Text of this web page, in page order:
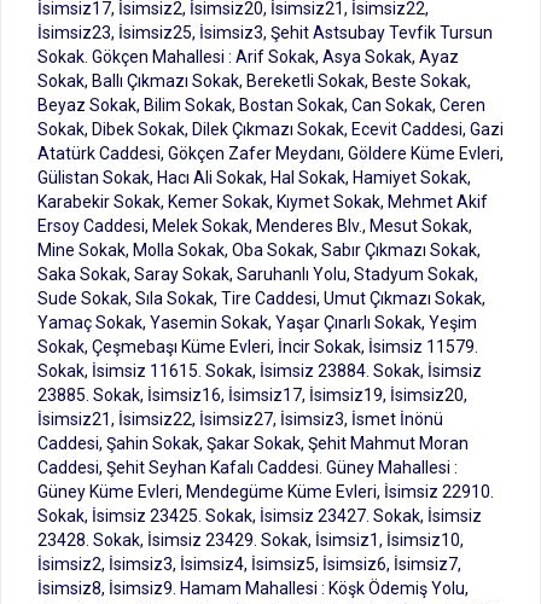
İsimsiz17, İsimsiz2, İsimsiz20, İsimsiz21, İsimsiz22,
İsimsiz23, İsimsiz25, İsimsiz3, Şehit Astsubay Tevfik Tursun
Sokak. Gökçen Mahallesi : Arif Sokak, Asya Sokak, Ayaz
Sokak, Ballı Çıkmazı Sokak, Bereketli Sokak, Beste Sokak,
Beyaz Sokak, Bilim Sokak, Bostan Sokak, Can Sokak, Ceren
Sokak, Dibek Sokak, Dilek Çıkmazı Sokak, Ecevit Caddesi, Gazi
Atatürk Caddesi, Gökçen Zafer Meydanı, Göldere Küme Evleri,
Gülistan Sokak, Hacı Ali Sokak, Hal Sokak, Hamiyet Sokak,
Karabekir Sokak, Kemer Sokak, Kıymet Sokak, Mehmet Akif
Ersoy Caddesi, Melek Sokak, Menderes Blv., Mesut Sokak,
Mine Sokak, Molla Sokak, Oba Sokak, Sabır Çıkmazı Sokak,
Saka Sokak, Saray Sokak, Saruhanlı Yolu, Stadyum Sokak,
Sude Sokak, Sıla Sokak, Tire Caddesi, Umut Çıkmazı Sokak,
Yamaç Sokak, Yasemin Sokak, Yaşar Çınarlı Sokak, Yeşim
Sokak, Çeşmebaşı Küme Evleri, İncir Sokak, İsimsiz 11579.
Sokak, İsimsiz 11615. Sokak, İsimsiz 23884. Sokak, İsimsiz
23885. Sokak, İsimsiz16, İsimsiz17, İsimsiz19, İsimsiz20,
İsimsiz21, İsimsiz22, İsimsiz27, İsimsiz3, İsmet İnönü
Caddesi, Şahin Sokak, Şakar Sokak, Şehit Mahmut Moran
Caddesi, Şehit Seyhan Kafalı Caddesi. Güney Mahallesi :
Güney Küme Evleri, Mendegüme Küme Evleri, İsimsiz 22910.
Sokak, İsimsiz 23425. Sokak, İsimsiz 23427. Sokak, İsimsiz
23428. Sokak, İsimsiz 23429. Sokak, İsimsiz1, İsimsiz10,
İsimsiz2, İsimsiz3, İsimsiz4, İsimsiz5, İsimsiz6, İsimsiz7,
İsimsiz8, İsimsiz9. Hamam Mahallesi : Köşk Ödemiş Yolu,